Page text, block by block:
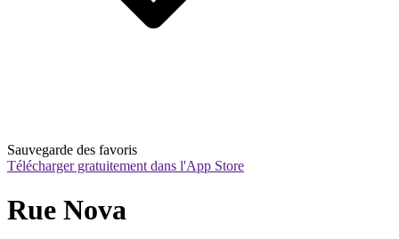
Sauvegarde des favoris
Télécharger gratuitement dans l'App Store
Rue Nova